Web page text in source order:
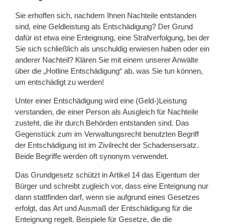
Sie erhoffen sich, nachdem Ihnen Nachteile entstanden
sind, eine Geldleistung als Entschädigung? Der Grund
dafür ist etwa eine Enteignung, eine Strafverfolgung, bei der
Sie sich schließlich als unschuldig erwiesen haben oder ein
anderer Nachteil? Klären Sie mit einem unserer Anwälte
über die „Hotline Entschädigung“ ab, was Sie tun können,
um entschädigt zu werden!
Unter einer Entschädigung wird eine (Geld-)Leistung
verstanden, die einer Person als Ausgleich für Nachteile
zusteht, die ihr durch Behörden entstanden sind. Das
Gegenstück zum im Verwaltungsrecht benutzten Begriff
der Entschädigung ist im Zivilrecht der Schadensersatz.
Beide Begriffe werden oft synonym verwendet.
Das Grundgesetz schützt in Artikel 14 das Eigentum der
Bürger und schreibt zugleich vor, dass eine Enteignung nur
dann stattfinden darf, wenn sie aufgrund eines Gesetzes
erfolgt, das Art und Ausmaß der Entschädigung für die
Enteignung regelt. Beispiele für Gesetze, die die